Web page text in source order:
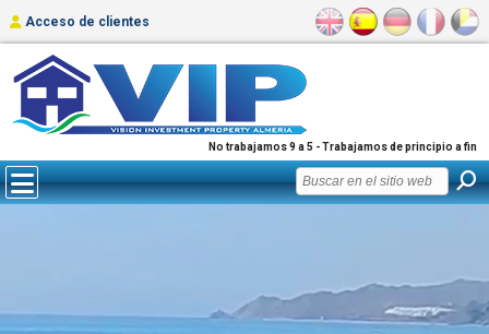
No trabajamos 9 a 5 - Trabajamos de principio a fin
Acceso de clientes